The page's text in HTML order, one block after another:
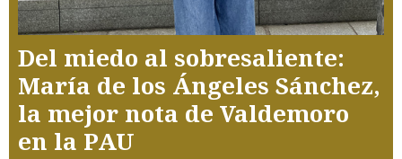
Del miedo al sobresaliente:
María de los Ángeles Sánchez,
la mejor nota de Valdemoro
en la PAU